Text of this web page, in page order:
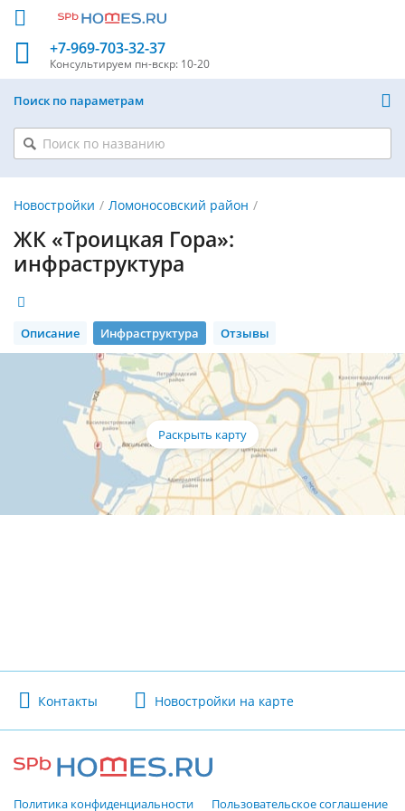
+7-969-703-32-37
Консультируем пн-вскр: 10-20
Поиск по параметрам
Новостройки Ломоносовский район
ЖК «Троицкая Гора»:
инфраструктура
Описание Инфраструктура Отзывы
Контакты Новостройки на карте
Политика конфиденциальности Пользовательское соглашение